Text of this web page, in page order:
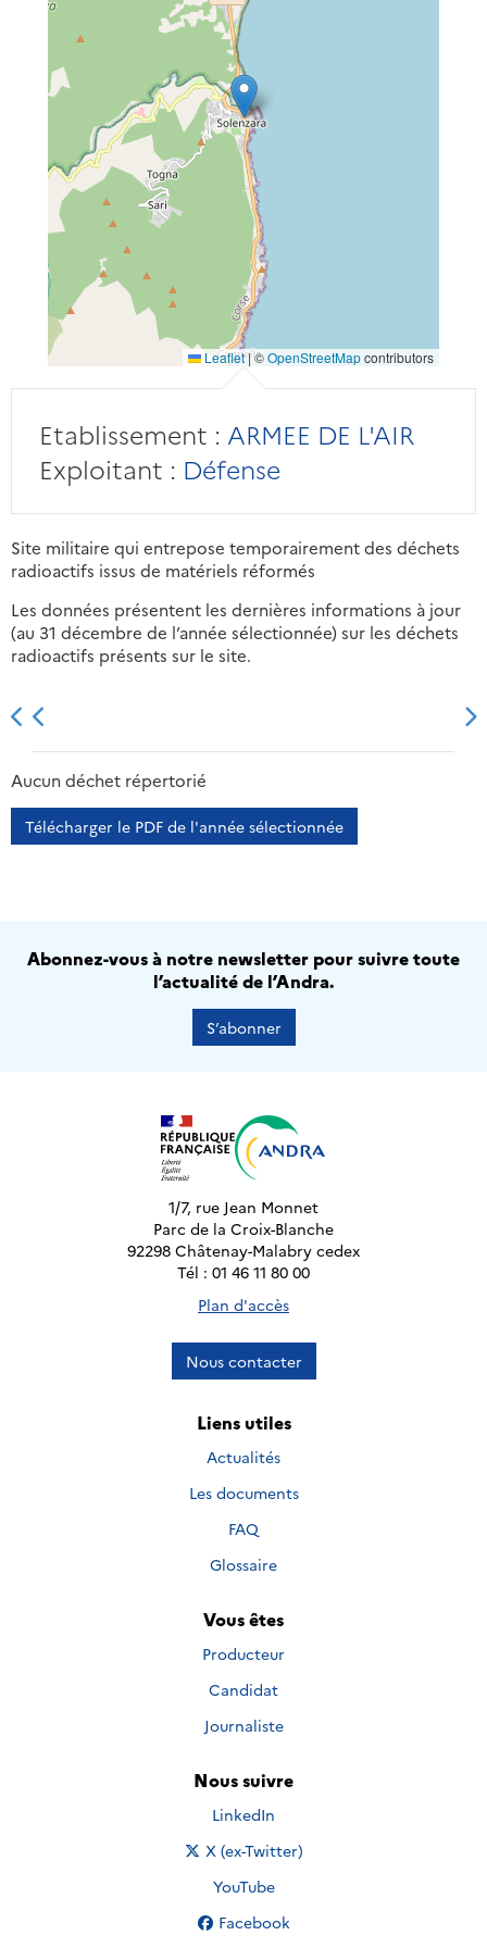
Leaflet|©OpenStreetMapcontributors
Etablissement : ARMEE DE L'AIR
Exploitant : Défense
Site militaire qui entrepose temporairement des déchets
radioactifs issus de matériels réformés
Les données présentent les dernières informations à jour
(au 31 décembre de l’année sélectionnée) sur les déchets
radioactifs présents sur le site.
2013 2014
Aucun déchet répertorié
Télécharger le PDF de l'année sélectionnée
Abonnez-vous à notre newsletter pour suivre toute
l’actualité de l’Andra.
S’abonner
1/7, rue Jean Monnet
Parc de la Croix-Blanche
92298 Châtenay-Malabry cedex
Tél : 01 46 11 80 00
Plan d'accès
Nous contacter
Liens utiles
Actualités
Les documents
FAQ
Glossaire
Vous êtes
Producteur
Candidat
Journaliste
Nous suivre
Nous suivre sur
LinkedIn
Nous suivre sur
X (ex-Twitter)
Nous suivre sur
YouTube
Nous suivre sur
Facebook